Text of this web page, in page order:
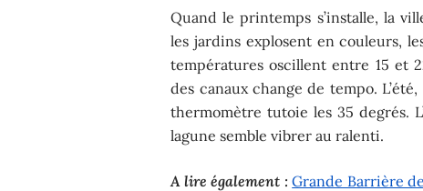
Quand le printemps s’installe, la
les jardins explosent en couleurs,
températures oscillent entre 15 et
des canaux change de tempo.
thermomètre tutoie les 35 degrés.
lagune semble vibrer au ralenti.
A lire également : Grande Barrière